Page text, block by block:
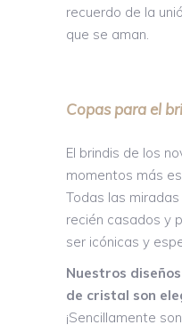
recuerdo de la
que se aman.
Copas para el
El brindis de los
momentos más
Todas las
recién casados y
ser icónicas y
Nuestros
de cristal son
¡Sencillamente